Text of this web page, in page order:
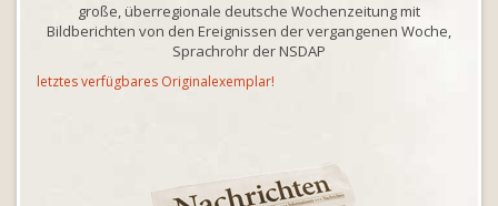
große, überregionale deutsche Wochenzeitung mit
Bildberichten von den Ereignissen der vergangenen Woche,
Sprachrohr der NSDAP
letztes verfügbares Originalexemplar!